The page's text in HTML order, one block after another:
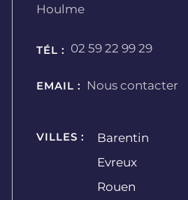
Houlme
TÉL : 02 59 22 99 29
EMAIL : Nous contacter
VILLES :
Barentin
Evreux
Rouen